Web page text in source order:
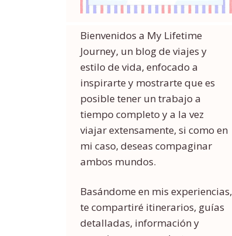
Bienvenidos a My Lifetime
Journey, un blog de viajes y
estilo de vida, enfocado a
inspirarte y mostrarte que es
posible tener un trabajo a
tiempo completo y a la vez
viajar extensamente, si como en
mi caso, deseas compaginar
ambos mundos.
Basándome en mis experiencias,
te compartiré itinerarios, guías
detalladas, información y